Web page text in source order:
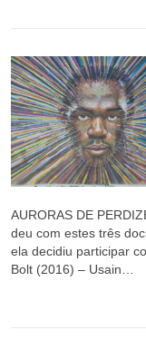
AURORAS DE
deu com estes três
ela decidiu participar
Bolt (2016) – Usain…